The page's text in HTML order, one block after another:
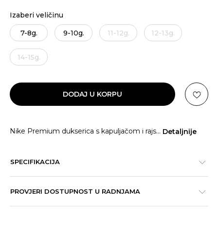
Izaberi veličinu
7-8g. 9-10g. 11-12g. 12-13g.
14-15g.
DODAJ U KORPU
Nike Premium dukserica s kapuljačom i rajs... Detaljnije
SPECIFIKACIJA
PROVJERI DOSTUPNOST U RADNJAMA